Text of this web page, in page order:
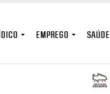
EMPREGO SAÚDE